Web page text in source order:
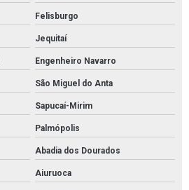
Felisburgo
Jequitaí
Engenheiro Navarro
São Miguel do Anta
Sapucaí-Mirim
Palmópolis
Abadia dos Dourados
Aiuruoca